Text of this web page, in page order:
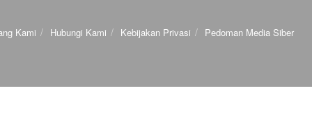
Kami Hubungi Kami Kebijakan Privasi Pedoman Media Siber